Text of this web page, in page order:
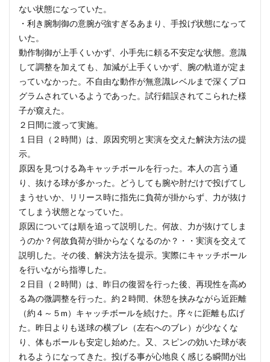
ない状態になっていた。
・利き腕制御の意腕が強すぎるあまり、手投げ状態になって
いた。
動作制御が上手くいかず、小手先に頼る不安定な状態。意識
して調整を加えても、加減が上手くいかず、腕の軌道が定ま
っていなかった。不自由な動作が無意識レベルまで深くプロ
グラムされているようであった。試行錯誤されてこられた様
子が窺えた。
２日間に渡って実施。
１日目（２時間）は、原因究明と実演を交えた解決方法の提
示。
原因を見つける為キャッチボールを行った。本人の言う通
り、抜ける球が多かった。どうしても腕や肘だけで投げてし
まうせいか、リリース時に指先に負荷が掛からず、力が抜け
てしまう状態となっていた。
原因については順を追って説明した。何故、力が抜けてしま
うのか？何故負荷が掛からなくなるのか？・・実演を交えて
説明した。その後、解決方法を提示。実際にキャッチボール
を行いながら指導した。
２日目（２時間）は、昨日の復習を行った後、再現性を高め
る為の微調整を行った。約２時間、休憩を挟みながら近距離
（約４～５m）キャッチボールを続けた。序々に距離も広げ
た。昨日よりも送球の横ブレ（左右へのブレ）が少なくな
り、体もボールも安定し始めた。又、スピンの効いた球が表
れるようになってきた。投げる事が心地良く感じる瞬間が出